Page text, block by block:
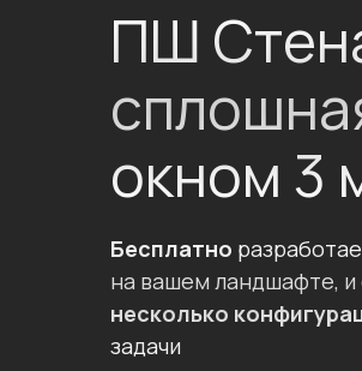
ПШ
окном 3
Бесплатно
на вашем ландшафте, и
несколько
задачи